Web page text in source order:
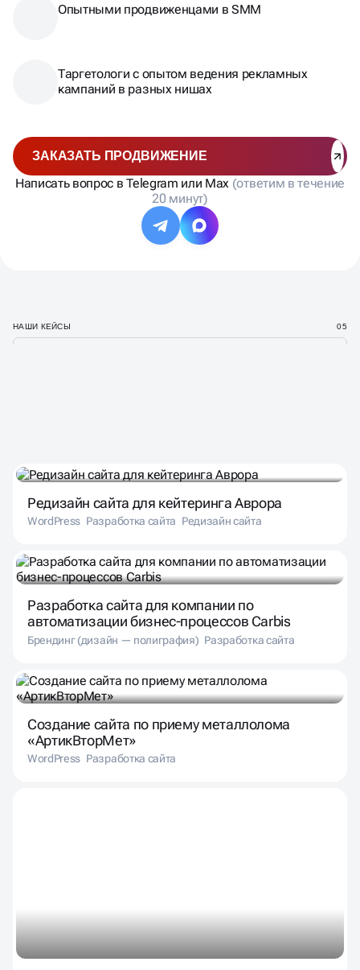
Опытными продвиженцами в SMM
Таргетологи с опытом ведения рекламных
кампаний в разных нишах
ЗАКАЗАТЬ ПРОДВИЖЕНИЕ
Написать вопрос в Telegram или Max (ответим в течение
20 минут)
НАШИ КЕЙСЫ 05
Редизайн сайта для кейтеринга Аврора
WordPress Разработка сайта Редизайн сайта
Разработка сайта для компании по
автоматизации бизнес-процессов Carbis
Брендинг (дизайн — полиграфия) Разработка сайта
Создание сайта по приему металлолома
«АртикВторМет»
WordPress Разработка сайта